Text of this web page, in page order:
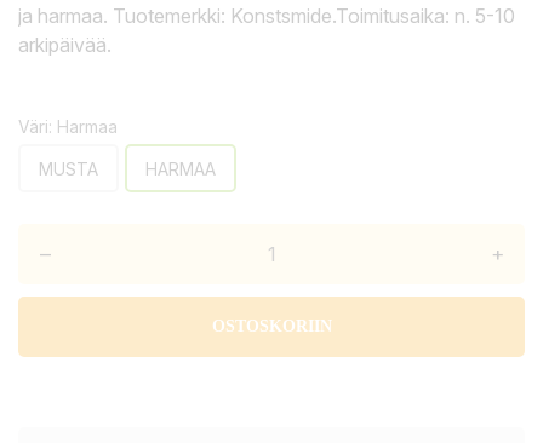
ja harmaa. Tuotemerkki: Konstsmide.Toimitusaika: n. 5-10
arkipäivää.
Väri: Harmaa
MUSTA HARMAA
– +
OSTOSKORIIN